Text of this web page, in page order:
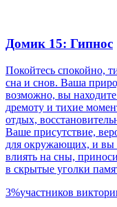
Домик 15: Гипнос
Покойтесь спокойно,
сна и снов. Ваша
возможно, вы
дремоту и тихие
отдых,
Ваше присутствие,
для окружающих, и вы
влиять на сны,
в скрытые уголки
3%участников